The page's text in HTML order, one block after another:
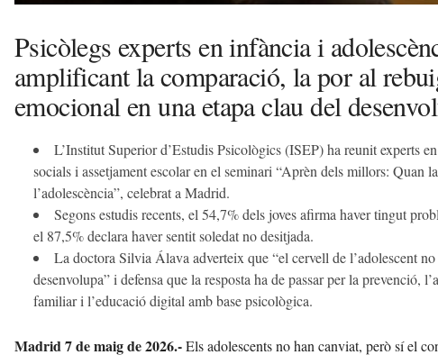
Psicòlegs experts en infància i
amplificant la comparació, la por al
emocional en una etapa clau del
L’Institut Superior d’Estudis Psicològics (ISEP) ha reunit experts
socials i assetjament escolar en el seminari “Aprèn dels millors: Quan
l’adolescència”, celebrat a Madrid.
Segons estudis recents, el 54,7% dels joves afirma haver tingut
el 87,5% declara haver sentit soledat no desitjada.
La doctora Silvia Álava adverteix que “el cervell de l’adolescent
desenvolupa” i defensa que la resposta ha de passar per la prevenció,
familiar i l’educació digital amb base psicològica.
Madrid 7 de maig de 2026.-Els adolescents no han canviat, però sí el